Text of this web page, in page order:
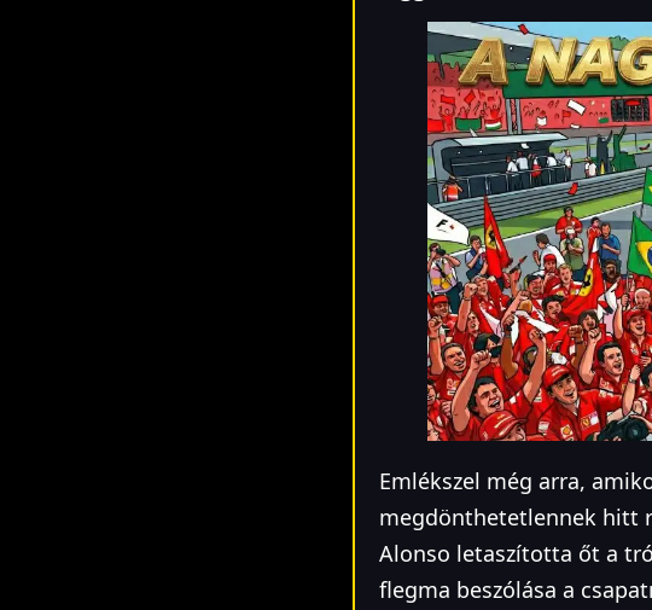
Emlékszel még arra,
megdönthetetlennek hitt
Alonso letaszította őt a
flegma beszólása a